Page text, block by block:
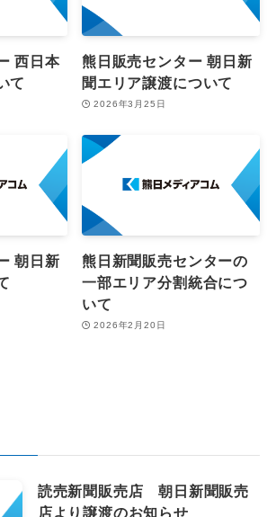
西日本
て
熊日販売センター 朝日新
聞エリア譲渡について
2026年3月25日
朝日新
熊日新聞販売センターの
一部エリア分割統合につ
いて
2026年2月20日
読売新聞販売店 朝日新聞販売
店より譲渡のお知らせ